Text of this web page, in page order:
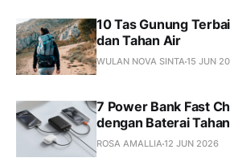
10 Tas Gunung
dan Tahan Air
WULAN NOVA SINTA15 JUN
7 Power Bank Fast
dengan Baterai
ROSA AMALLIA12 JUN 2026